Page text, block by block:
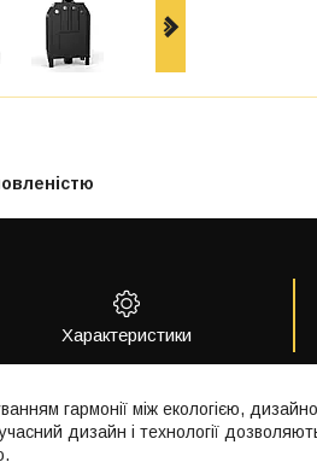
Характеристики
гармонії між екологією,
дизайн і технології